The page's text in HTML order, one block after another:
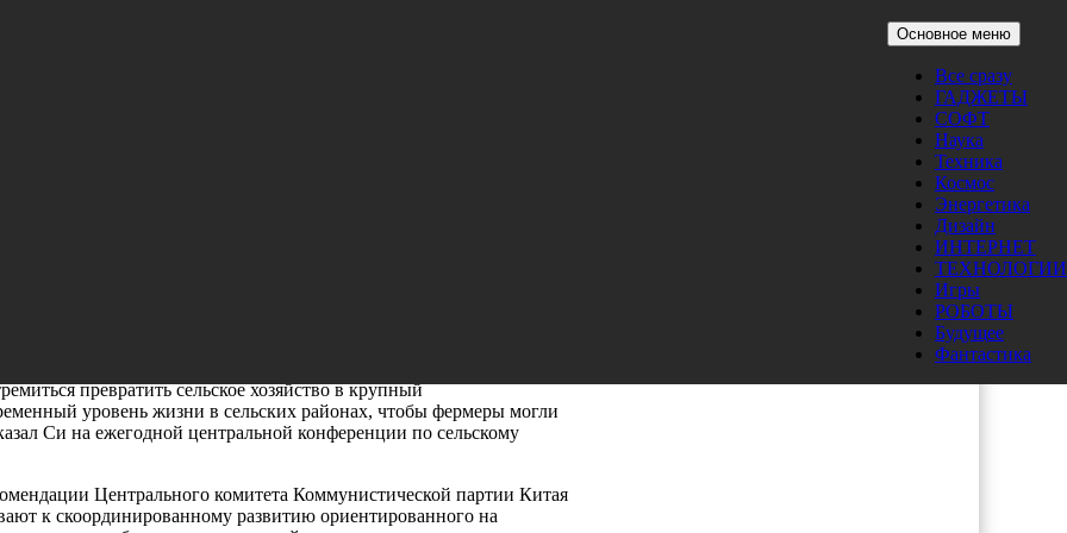
Основное меню
Все сразу
ГАДЖЕТЫ
СОФТ
Наука
Техника
Космос
Энергетика
Дизайн
ИНТЕРНЕТ
ТЕХНОЛОГИИ
Игры
РОБОТЫ
Будущее
Фантастика
превратить сельское хозяйство в крупный
уровень жизни в сельских районах, чтобы фермеры могли
Си на ежегодной центральной конференции по сельскому
Центрального комитета Коммунистической партии Китая
к скоординированному развитию ориентированного на